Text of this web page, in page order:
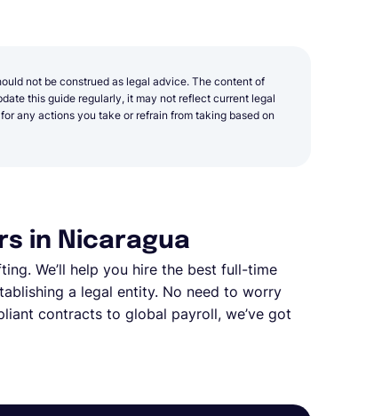
not be construed as legal advice. The content of
this guide regularly, it may not reflect current legal
any actions you take or refrain from taking based on
in Nicaragua
We’ll help you hire the best full-time
a legal entity. No need to worry
contracts to global payroll, we’ve got